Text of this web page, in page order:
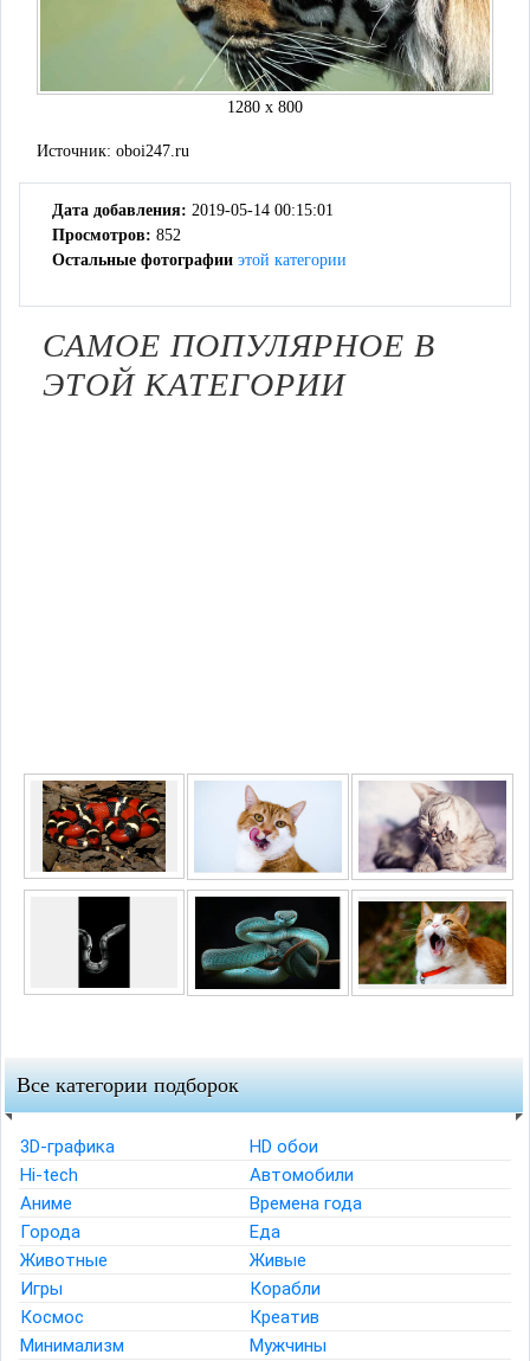
1280 x 800
Источник: oboi247.ru
Дата добавления: 2019-05-14 00:15:01
Просмотров: 852
Остальные фотографии этой категории
САМОЕ ПОПУЛЯРНОЕ В
ЭТОЙ КАТЕГОРИИ
Все категории подборок
3D-графика
HD обои
Hi-tech
Автомобили
Аниме
Времена года
Города
Еда
Животные
Живые
Игры
Корабли
Космос
Креатив
Минимализм
Мужчины